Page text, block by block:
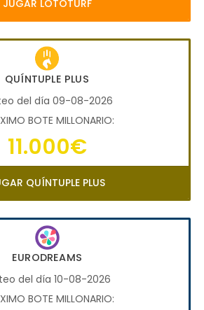
JUGAR LOTOTURF
QUÍNTUPLE PLUS
del día 09-08-2026
BOTE MILLONARIO:
11.000€
QUÍNTUPLE PLUS
EURODREAMS
del día 10-08-2026
BOTE MILLONARIO: